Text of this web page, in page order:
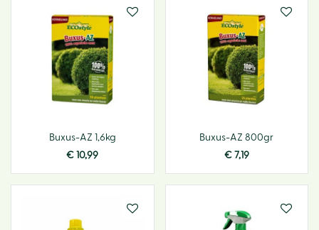
Buxus-AZ 1,6kg
€ 10,99
Buxus-AZ 800gr
€ 7,19